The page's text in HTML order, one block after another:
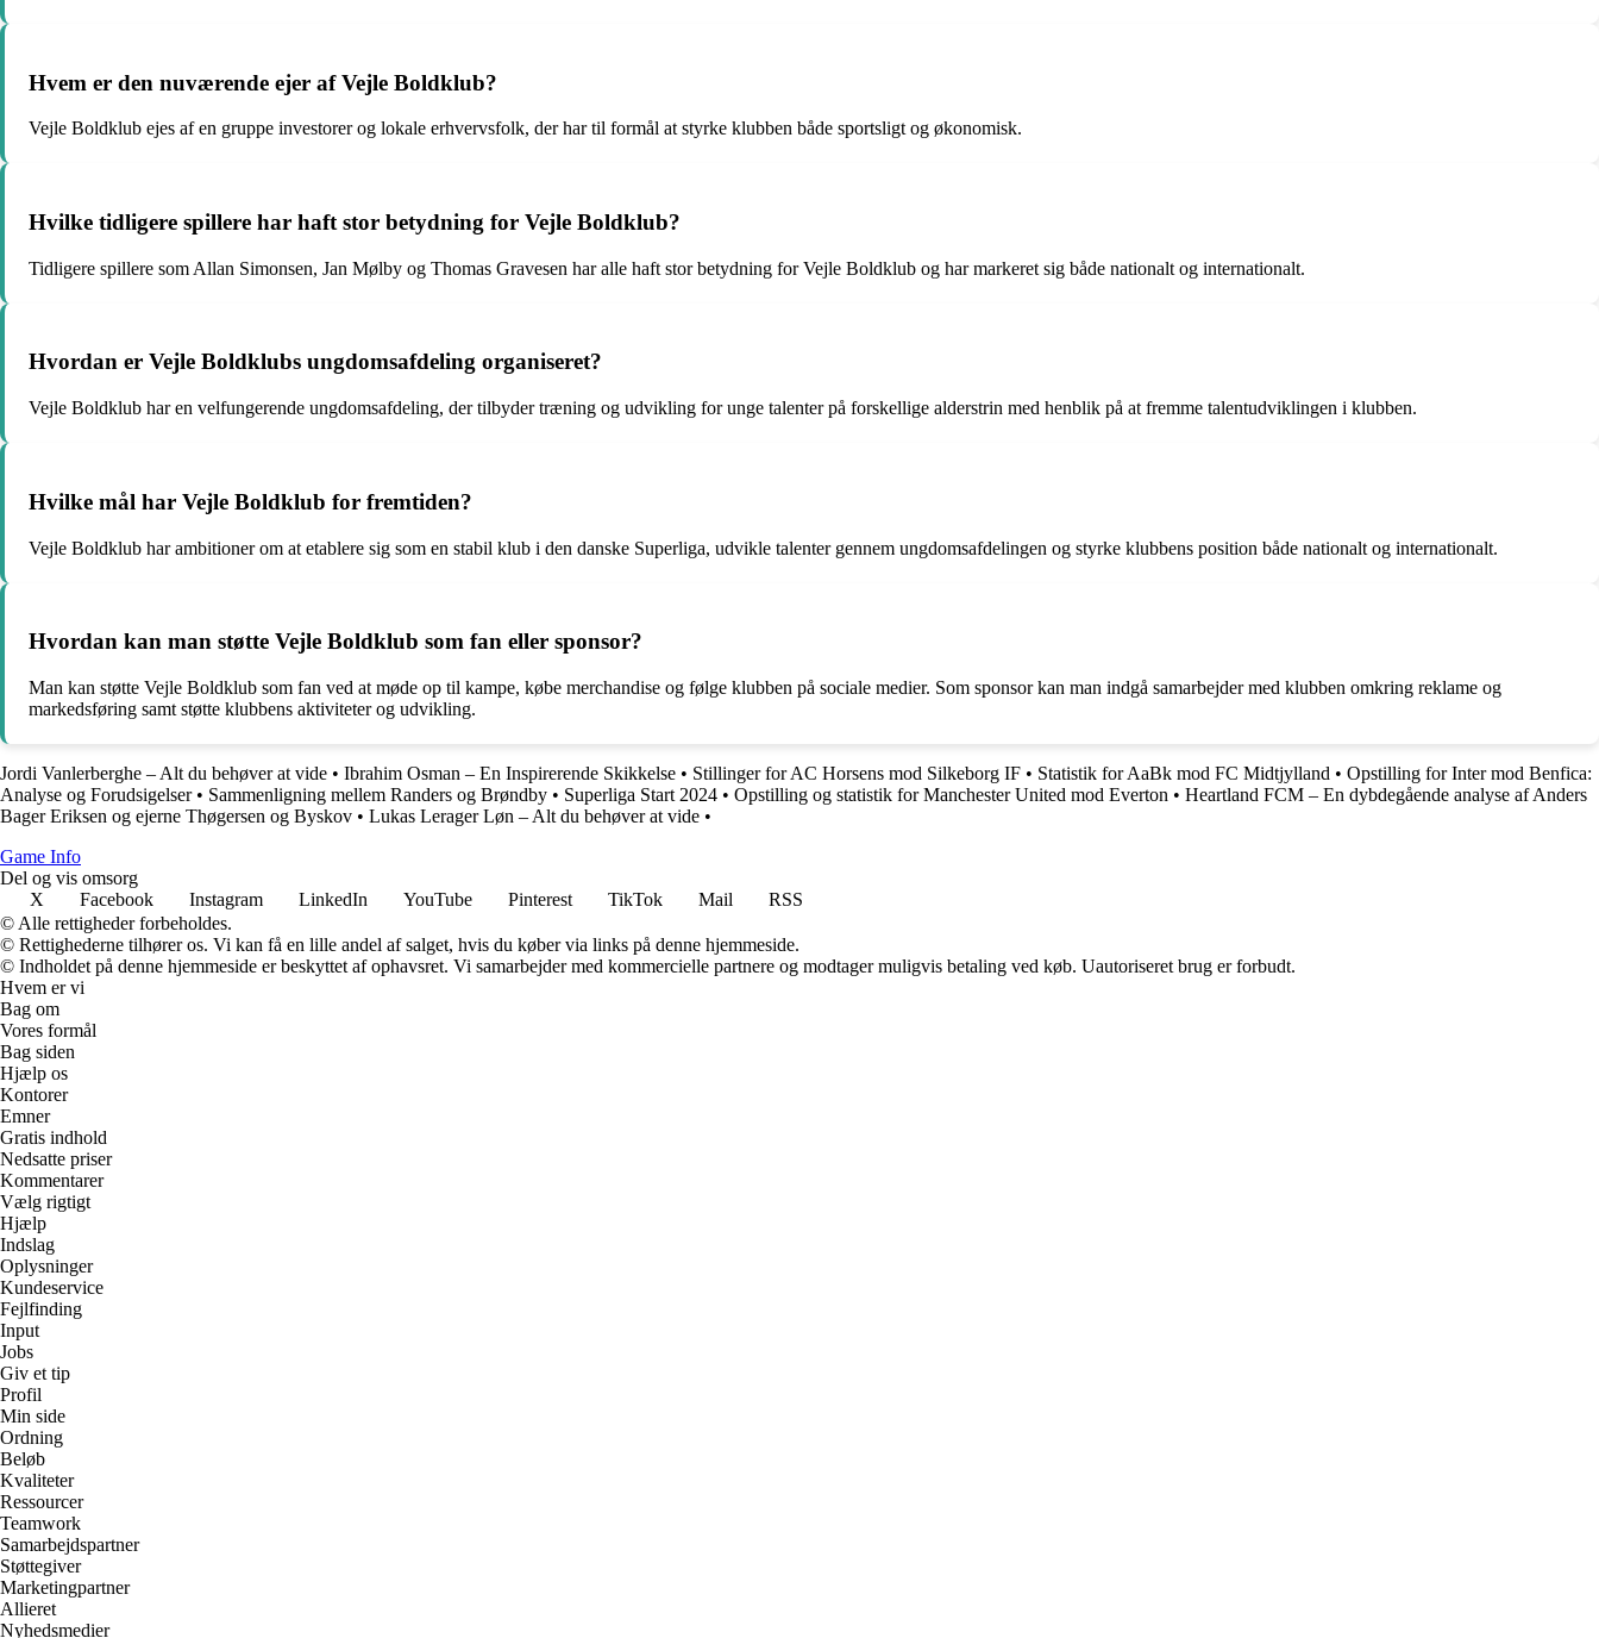
Hvem er den nuværende ejer af Vejle Boldklub?
Vejle Boldklub ejes af en gruppe investorer og lokale erhvervsfolk, der har til formål at styrke klubben både sportsligt og økonomisk.
Hvilke tidligere spillere har haft stor betydning for Vejle Boldklub?
Tidligere spillere som Allan Simonsen, Jan Mølby og Thomas Gravesen har alle haft stor betydning for Vejle Boldklub og har markeret sig både nationalt og internationalt.
Hvordan er Vejle Boldklubs ungdomsafdeling organiseret?
Vejle Boldklub har en velfungerende ungdomsafdeling, der tilbyder træning og udvikling for unge talenter på forskellige alderstrin med henblik på at fremme talentudviklingen i klubben.
Hvilke mål har Vejle Boldklub for fremtiden?
Vejle Boldklub har ambitioner om at etablere sig som en stabil klub i den danske Superliga, udvikle talenter gennem ungdomsafdelingen og styrke klubbens position både nationalt og internationalt.
Hvordan kan man støtte Vejle Boldklub som fan eller sponsor?
Man kan støtte Vejle Boldklub som fan ved at møde op til kampe, købe merchandise og følge klubben på sociale medier. Som sponsor kan man indgå samarbejder med klubben omkring reklame og
markedsføring samt støtte klubbens aktiviteter og udvikling.
Jordi Vanlerberghe – Alt du behøver at vide • Ibrahim Osman – En Inspirerende Skikkelse • Stillinger for AC Horsens mod Silkeborg IF • Statistik for AaBk mod FC Midtjylland • Opstilling for Inter mod Benfica:
Analyse og Forudsigelser• Sammenligning mellem Randers og Brøndby • Superliga Start 2024 • Opstilling og statistik for Manchester United mod Everton • Heartland FCM – En dybdegående analyse af Anders
Bager Eriksen og ejerne Thøgersen og Byskov • Lukas Lerager Løn – Alt du behøver at vide •
Game Info
Del og vis omsorg
X
Facebook Instagram LinkedIn YouTube Pinterest TikTok Mail
RSS
© Alle rettigheder forbeholdes.
© Rettighederne tilhører os. Vi kan få en lille andel af salget, hvis du køber via links på denne hjemmeside.
© Indholdet på denne hjemmeside er beskyttet af ophavsret. Vi samarbejder med kommercielle partnere og modtager muligvis betaling ved køb. Uautoriseret brug er forbudt.
Hvem er vi
Bag om
Vores formål
Bag siden
Hjælp os
Kontorer
Emner
Gratis indhold
Nedsatte priser
Kommentarer
Vælg rigtigt
Hjælp
Indslag
Oplysninger
Kundeservice
Fejlfinding
Input
Jobs
Giv et tip
Profil
Min side
Ordning
Beløb
Kvaliteter
Ressourcer
Teamwork
Samarbejdspartner
Støttegiver
Marketingpartner
Allieret
Nyhedsmedier